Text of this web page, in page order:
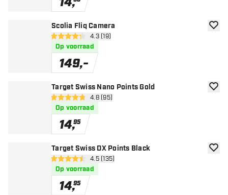
Scolia Fliq Camera
open reviews drawer
4.3 score sterren4.3 (19)
Op voorraad
149,-
Target Swiss Nano Points Gold
open reviews drawer
4.8 score sterren4.8 (95)
Op voorraad
14,95
Target Swiss DX Points Black
open reviews drawer
4.5 score sterren4.5 (135)
Op voorraad
14,95